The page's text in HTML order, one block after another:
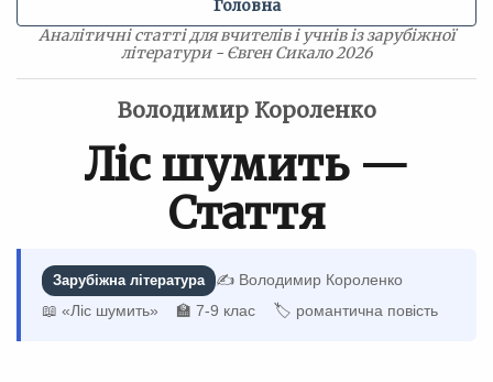
Аналітичні статті для вчителів і учнів із зарубіжної
літератури - Євген Сикало 2026
Головна
Володимир Короленко
Ліс шумить —
Стаття
Зарубіжна література
✍️ Володимир Короленко
📖 «Ліс шумить»
🏫 7-9 клас 🏷 романтична повість